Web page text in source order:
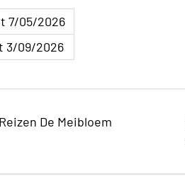
7/05/2026
3/09/2026
De Meibloem